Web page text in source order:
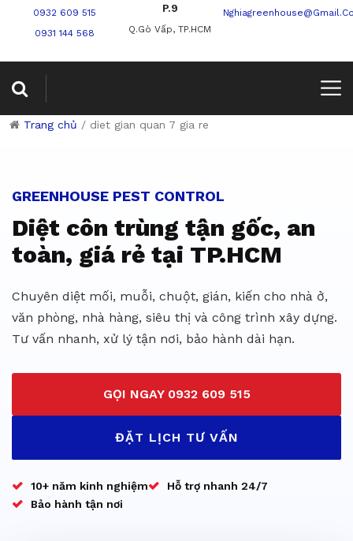
0932 609 515
0931 144 568
P.9
Q.Gò Vấp, TP.HCM
Trang chủ / diet gian quan 7 gia re
GREENHOUSE PEST CONTROL
Diệt côn trùng tận gốc, an
toàn, giá rẻ tại TP.HCM
Chuyên diệt mối, muỗi, chuột, gián, kiến cho nhà ở,
văn phòng, nhà hàng, siêu thị và công trình xây dựng.
Tư vấn nhanh, xử lý tận nơi, bảo hành dài hạn.
GỌI NGAY 0932 609 515
ĐẶT LỊCH TƯ VẤN
10+ năm kinh nghiệm
Hỗ trợ nhanh 24/7
Bảo hành tận nơi